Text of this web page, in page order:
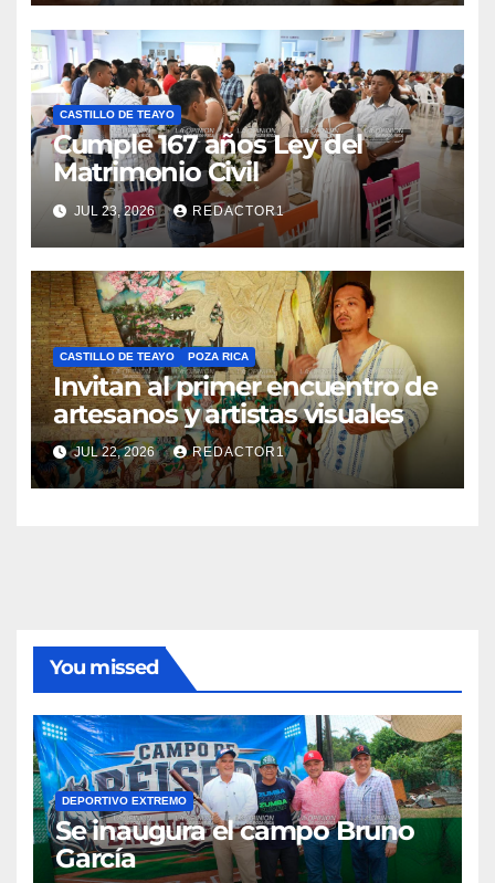
CASTILLO DE TEAYO
Cumple 167 años Ley del
Matrimonio Civil
JUL 23, 2026 REDACTOR1
CASTILLO DE TEAYO POZA RICA
Invitan al primer encuentro de
artesanos y artistas visuales
JUL 22, 2026 REDACTOR1
You missed
DEPORTIVO EXTREMO
Se inaugura el campo Bruno
García